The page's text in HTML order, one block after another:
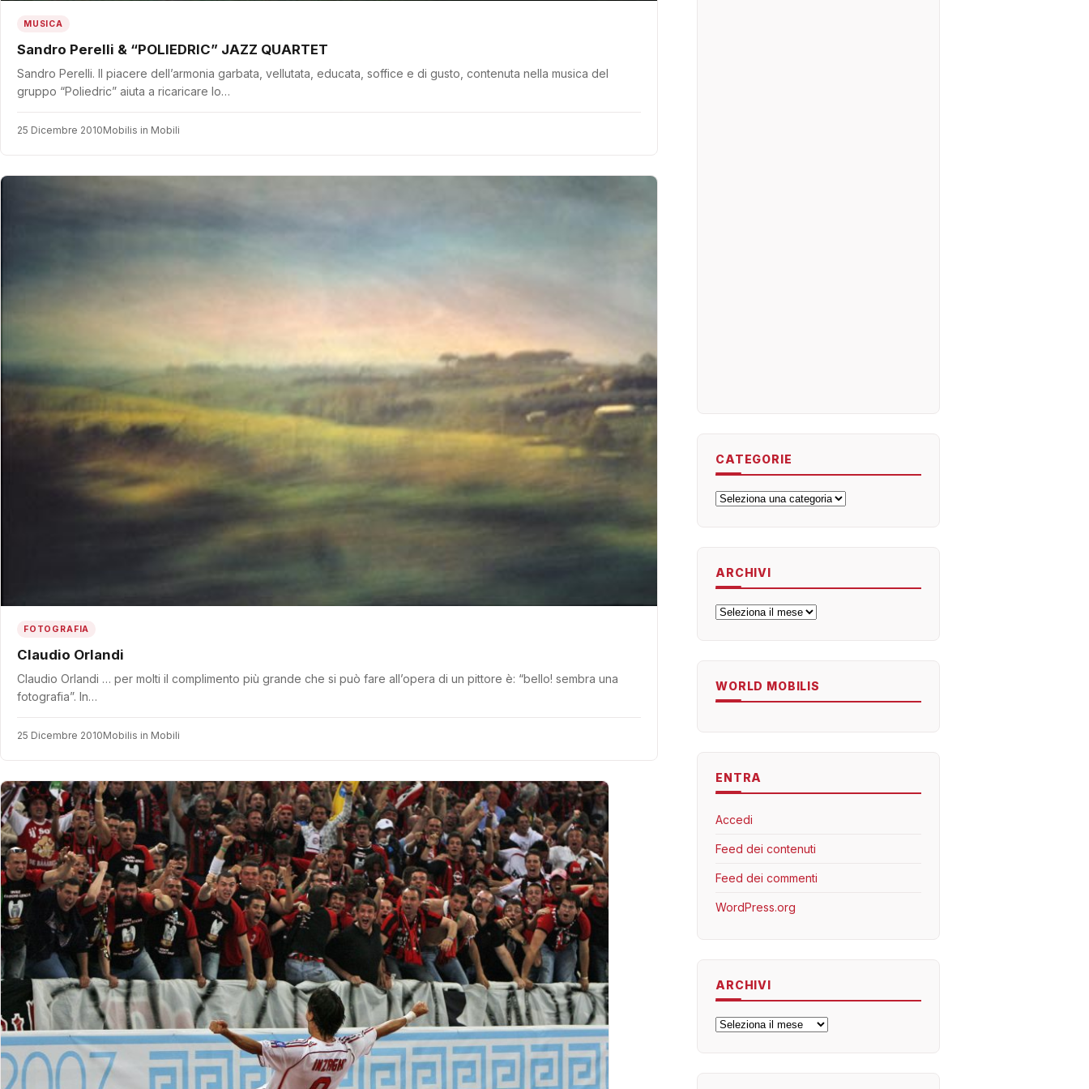
MUSICA
Sandro Perelli & “POLIEDRIC” JAZZ QUARTET
Sandro Perelli. Il piacere dell’armonia garbata, vellutata, educata, soffice e di gusto, contenuta nella musica del
gruppo “Poliedric” aiuta a ricaricare lo…
25 Dicembre 2010Mobilis in Mobili
FOTOGRAFIA
Claudio Orlandi
Claudio Orlandi … per molti il complimento più grande che si può fare all’opera di un pittore è: “bello! sembra una
fotografia”. In…
25 Dicembre 2010Mobilis in Mobili
CATEGORIE
Categorie
ARCHIVI
Archivi
WORLD MOBILIS
ENTRA
Accedi
Feed dei contenuti
Feed dei commenti
WordPress.org
ARCHIVI
Archivi